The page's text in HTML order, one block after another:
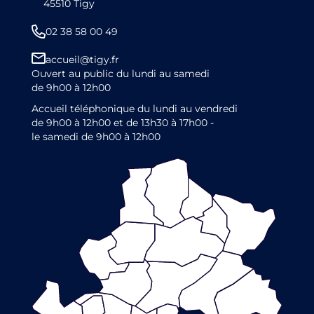
45510 Tigy
02 38 58 00 49
accueil@tigy.fr
Ouvert au public du lundi au samedi
de 9h00 à 12h00
Accueil téléphonique du lundi au vendredi
de 9h00 à 12h00 et de 13h30 à 17h00 -
le samedi de 9h00 à 12h00